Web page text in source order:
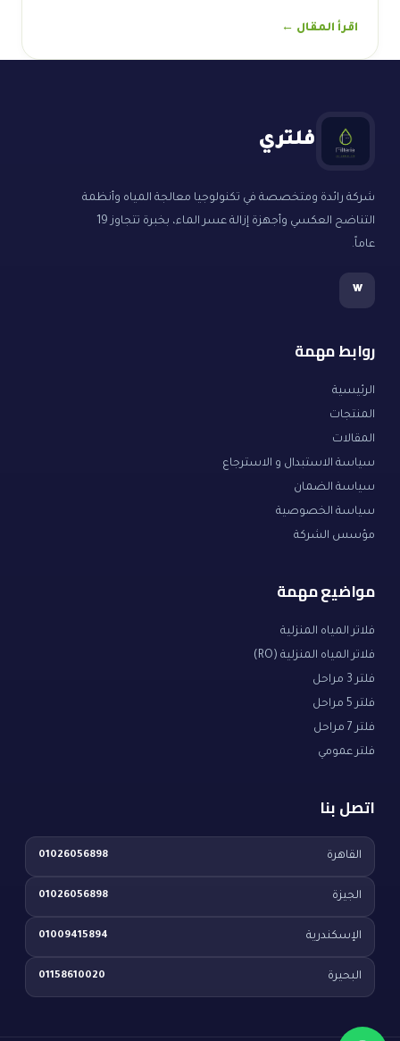
اقرأ المقال ←
فلتري
شركة رائدة ومتخصصة في تكنولوجيا معالجة المياه وأنظمة
التناضح العكسي وأجهزة إزالة عسر الماء، بخبرة تتجاوز 19
عاماً.
w
روابط مهمة
الرئيسية
المنتجات
المقالات
سياسة الاستبدال و الاسترجاع
سياسة الضمان
سياسة الخصوصية
مؤسس الشركة
مواضيع مهمة
فلاتر المياه المنزلية
فلاتر المياه المنزلية (RO)
فلتر 3 مراحل
فلتر 5 مراحل
فلتر 7 مراحل
فلتر عمومي
اتصل بنا
القاهرة 01026056898
الجيزة 01026056898
الإسكندرية 01009415894
البحيرة 01158610020